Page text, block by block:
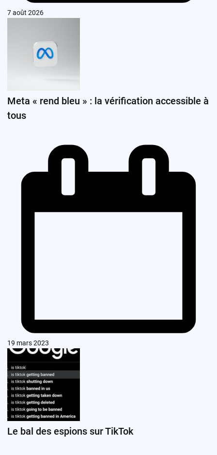
7 août 2026
Meta « rend bleu » : la vérification accessible à
tous
19 mars 2023
Le bal des espions sur TikTok